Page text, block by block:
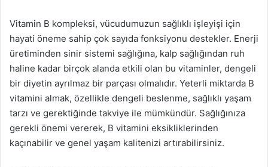
Vitamin B kompleksi, vücudumuzun sağlıklı işleyişi için
hayati öneme sahip çok sayıda fonksiyonu destekler. Enerji
üretiminden sinir sistemi sağlığına, kalp sağlığından ruh
haline kadar birçok alanda etkili olan bu vitaminler, dengeli
bir diyetin ayrılmaz bir parçası olmalıdır. Yeterli miktarda B
vitamini almak, özellikle dengeli beslenme, sağlıklı yaşam
tarzı ve gerektiğinde takviye ile mümkündür. Sağlığınıza
gerekli önemi vererek, B vitamini eksikliklerinden
kaçınabilir ve genel yaşam kalitenizi artırabilirsiniz.